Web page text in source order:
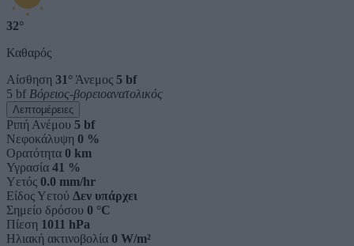
32°
Καθαρός
Αίσθηση 31° Άνεμος 5 bf
5 bf Βόρειος-βορειοανατολικός
Λεπτομέρειες
Ριπή Ανέμου 5 bf
Νεφοκάλυψη 0 %
Ορατότητα 0 km
Υγρασία 41 %
Υετός 0.0 mm/hr
Είδος Υετού Δεν υπάρχει
Σημείο δρόσου 0 °C
Πίεση 1011 hPa
Ηλιακή ακτινοβολία 0 W/m²